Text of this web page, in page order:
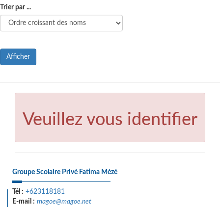
Trier par ...
Afficher
Veuillez vous identifier
Groupe Scolaire Privé Fatima Mézé
Tél : +623118181
E-mail : magoe@magoe.net